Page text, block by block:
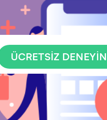
ÜCRETSİZ DENEYİN